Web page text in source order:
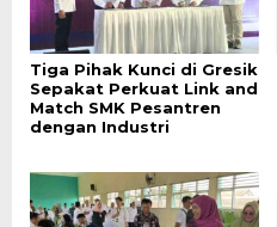
Tiga Pihak Kunci di Gresik
Sepakat Perkuat Link and
Match SMK Pesantren
dengan Industri